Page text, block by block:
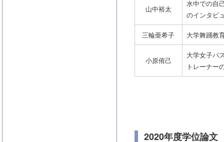
山中裕太
水中での自
のインタビ
三輪亜希子 大学舞踊教
小原侑己
大学女子バ
トレーナー
2020年度学位論文